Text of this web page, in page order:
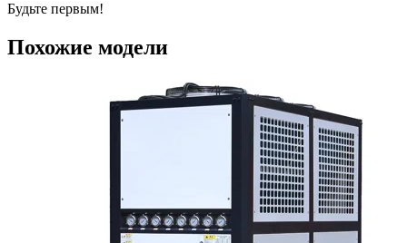
Будьте первым!
Похожие модели